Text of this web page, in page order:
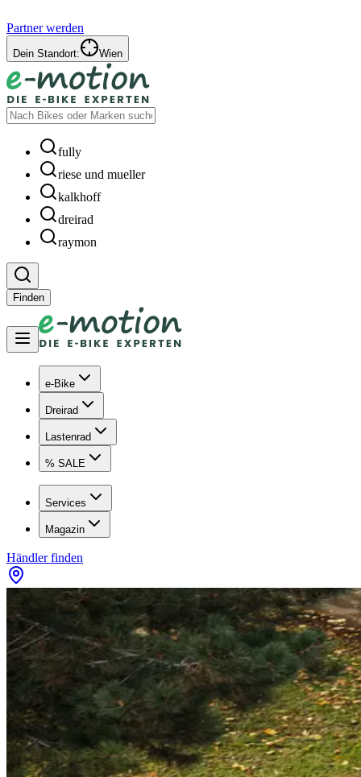
Partner werden
Dein Standort: Wien
fully
riese und mueller
kalkhoff
dreirad
raymon
Finden
e-Bike
Dreirad
Lastenrad
% SALE
Services
Magazin
Händler finden